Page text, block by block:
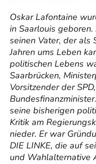
Oskar Lafontaine
in Saarlouis
seinen Vater, der als
Jahren ums Leben
politischen Lebens
Saarbrücken,
Vorsitzender der
seine bisherigen
Kritik am
nieder. Er war
DIE LINKE, die auf
und Wahlalternative